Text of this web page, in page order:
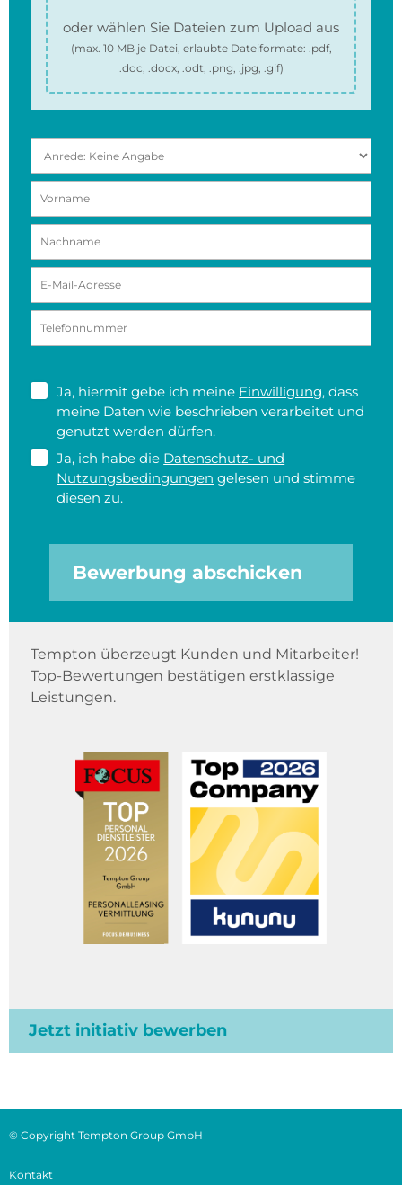
oder wählen Sie Dateien zum Upload aus
(max. 10 MBje Datei, erlaubte Dateiformate: .pdf,
.doc, .docx, .odt, .png, .jpg, .gif)
Ja, hiermit gebe ich meine Einwilligung, dass
meine Daten wie beschrieben verarbeitet und
genutzt werden dürfen.
Ja, ich habe die Datenschutz- und
Nutzungsbedingungen gelesen und stimme
diesen zu.
Bewerbung abschicken
Tempton überzeugt Kunden und Mitarbeiter!
Top-Bewertungen bestätigen erstklassige
Leistungen.
Jetzt initiativ bewerben
© Copyright Tempton Group GmbH
Kontakt